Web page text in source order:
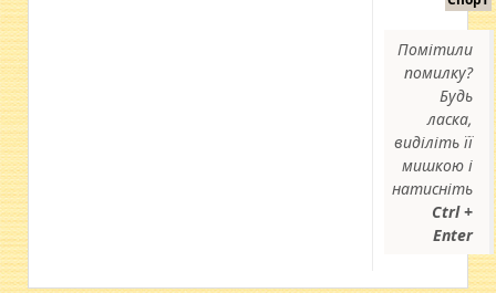
Помітили
помилку?
Будь
ласка,
виділіть її
мишкою і
натисніть
Ctrl +
Enter